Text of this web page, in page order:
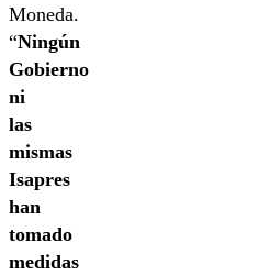
Moneda.
“Ningún
Gobierno
ni
las
mismas
Isapres
han
tomado
medidas